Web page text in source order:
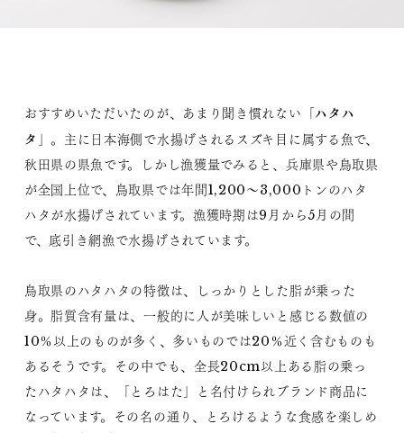
おすすめいただいたのが、あまり聞き慣れない「ハタハ
タ 」。主に日本海側で水揚げされるスズキ目に属する魚で、
秋田県の県魚です。しかし漁獲量でみると、兵庫県や鳥取県
が全国上位で、鳥取県では年間1,200～3,000トンのハタ
ハタが水揚げされています。漁獲時期は9月から5月の間
で、底引き網漁で水揚げされています。
鳥取県のハタハタの特徴は、しっかりとした脂が乗った
身。脂質含有量は、一般的に人が美味しいと感じる数値の
10％以上のものが多く、多いものでは20％近く含むものも
あるそうです。その中でも、全長20cm以上ある脂の乗っ
たハタハタは、「とろはた」と名付けられブランド商品に
なっています。その名の通り、とろけるような食感を楽しめ